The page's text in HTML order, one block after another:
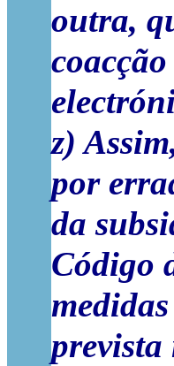
outra,
z)
por
da
Código
prevista